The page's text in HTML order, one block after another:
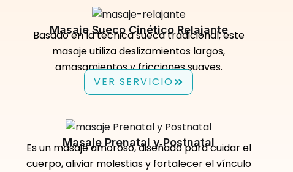
Masaje Sueco Cinético Relajante
Basado en la técnica sueca tradicional, este
masaje utiliza deslizamientos largos,
amasamientos y fricciones suaves.
VER SERVICIO
Masaje Prenatal y Postnatal
Es un masaje amoroso, diseñado para cuidar el
cuerpo, aliviar molestias y fortalecer el vínculo